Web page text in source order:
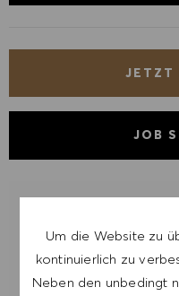
Um die Website zu
kontinuierlich zu
Neben den unbedingt
JETZT
JOB
Melde dich an, um